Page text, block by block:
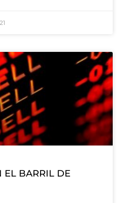
EL BARRIL DE